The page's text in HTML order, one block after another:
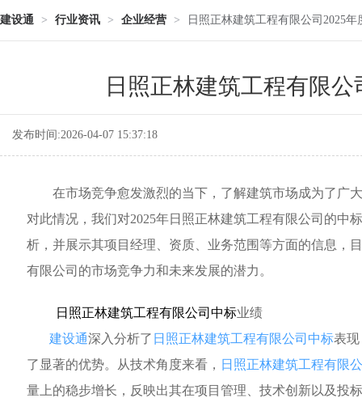
建设通 > 行业资讯 > 企业经营 > 日照正林建筑工程有限公司2025年
日照正林建筑工程有限
发布时间:2026-04-07 15:37:18
在市场竞争愈发激烈的当下，了解建筑市场成为了广
对此情况，我们对2025年日照正林建筑工程有限公司的中
析，并展示其项目经理、资质、业务范围等方面的信息，
有限公司的市场竞争力和未来发展的潜力。
日照正林建筑工程有限公司中标业绩
建设通深入分析了 日照正林建筑工程有限公司中标表
了显著的优势。从技术角度来看， 日照正林建筑工程有限
量上的稳步增长，反映出其在项目管理、技术创新以及投